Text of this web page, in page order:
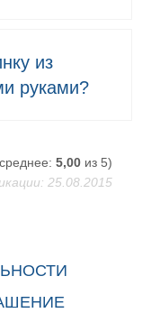
из
руками?
5,00 из 5)
25.08.2015